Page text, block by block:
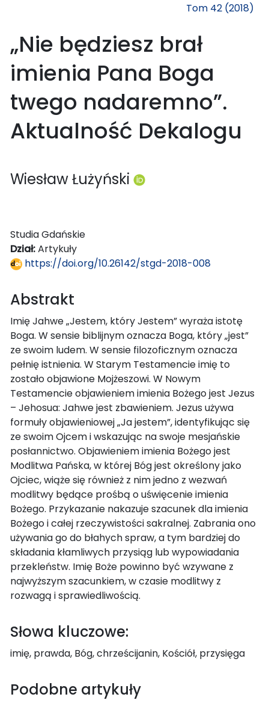
Tom 42 (2018)
„Nie będziesz brał
imienia Pana Boga
twego nadaremno”.
Aktualność Dekalogu
Wiesław Łużyński
Studia Gdańskie
Dział:Artykuły
https://doi.org/10.26142/stgd-2018-008
Abstrakt
Imię Jahwe „Jestem, który Jestem” wyraża istotę
Boga. W sensie biblijnym oznacza Boga, który „jest”
ze swoim ludem. W sensie filozoficznym oznacza
pełnię istnienia. W Starym Testamencie imię to
zostało objawione Mojżeszowi. W Nowym
Testamencie objawieniem imienia Bożego jest Jezus
– Jehosua: Jahwe jest zbawieniem. Jezus używa
formuły objawieniowej „Ja jestem”, identyfikując się
ze swoim Ojcem i wskazując na swoje mesjańskie
posłannictwo. Objawieniem imienia Bożego jest
Modlitwa Pańska, w której Bóg jest określony jako
Ojciec, wiąże się również z nim jedno z wezwań
modlitwy będące prośbą o uświęcenie imienia
Bożego. Przykazanie nakazuje szacunek dla imienia
Bożego i całej rzeczywistości sakralnej. Zabrania ono
używania go do błahych spraw, a tym bardziej do
składania kłamliwych przysiąg lub wypowiadania
przekleństw. Imię Boże powinno być wzywane z
najwyższym szacunkiem, w czasie modlitwy z
rozwagą i sprawiedliwością.
Słowa kluczowe:
imię, prawda, Bóg, chrześcijanin, Kościół, przysięga
Podobne artykuły